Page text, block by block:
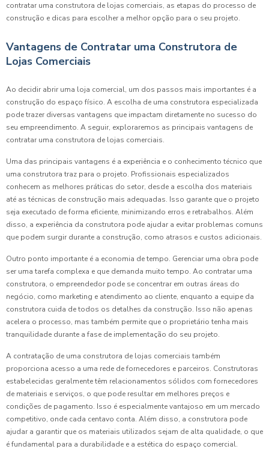
contratar uma construtora de lojas comerciais, as etapas do processo de
construção e dicas para escolher a melhor opção para o seu projeto.
Vantagens de Contratar uma Construtora de
Lojas Comerciais
Ao decidir abrir uma loja comercial, um dos passos mais importantes é a
construção do espaço físico. A escolha de uma construtora especializada
pode trazer diversas vantagens que impactam diretamente no sucesso do
seu empreendimento. A seguir, exploraremos as principais vantagens de
contratar uma construtora de lojas comerciais.
Uma das principais vantagens é a experiência e o conhecimento técnico que
uma construtora traz para o projeto. Profissionais especializados
conhecem as melhores práticas do setor, desde a escolha dos materiais
até as técnicas de construção mais adequadas. Isso garante que o projeto
seja executado de forma eficiente, minimizando erros e retrabalhos. Além
disso, a experiência da construtora pode ajudar a evitar problemas comuns
que podem surgir durante a construção, como atrasos e custos adicionais.
Outro ponto importante é a economia de tempo. Gerenciar uma obra pode
ser uma tarefa complexa e que demanda muito tempo. Ao contratar uma
construtora, o empreendedor pode se concentrar em outras áreas do
negócio, como marketing e atendimento ao cliente, enquanto a equipe da
construtora cuida de todos os detalhes da construção. Isso não apenas
acelera o processo, mas também permite que o proprietário tenha mais
tranquilidade durante a fase de implementação do seu projeto.
A contratação de uma construtora de lojas comerciais também
proporciona acesso a uma rede de fornecedores e parceiros. Construtoras
estabelecidas geralmente têm relacionamentos sólidos com fornecedores
de materiais e serviços, o que pode resultar em melhores preços e
condições de pagamento. Isso é especialmente vantajoso em um mercado
competitivo, onde cada centavo conta. Além disso, a construtora pode
ajudar a garantir que os materiais utilizados sejam de alta qualidade, o que
é fundamental para a durabilidade e a estética do espaço comercial.